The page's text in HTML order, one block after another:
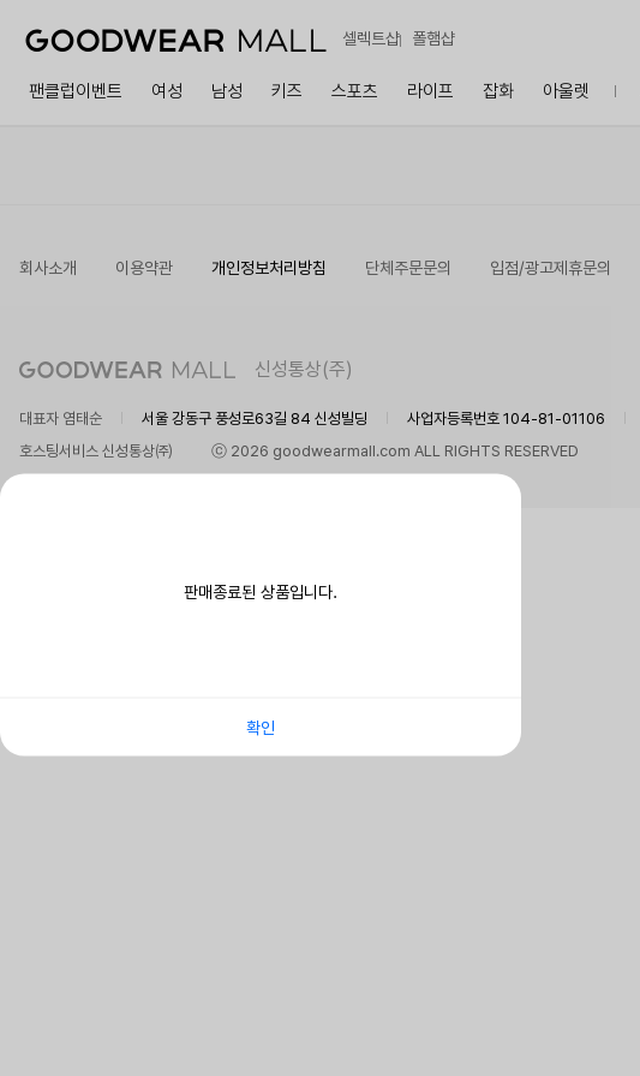
셀렉트샵 폴햄샵
팬클럽이벤트 여성 남성 키즈 스포츠 라이프 잡화 아울렛
판매종료된 상품입니다.
확인
회사소개 이용약관 개인정보처리방침 단체주문문의 입점/광고제휴문의
신성통상(주)
대표자 염태순 서울 강동구 풍성로63길 84 신성빌딩 사업자등록번호 104-81-01106
호스팅서비스 신성통상㈜
ⓒ 2026 goodwearmall.com ALL RIGHTS RESERVED